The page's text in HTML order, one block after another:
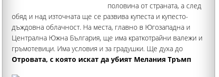
половина от страната, а след
обяд и над източната ще се развива купеста и купесто-
дъждовна облачност. На места, главно в Югозападна и
Централна Южна България, ще има краткотрайни валежи и
гръмотевици. Има условия и за градушки. Ще духа до
умерен вятър, предимно от североизток
Отровата, с която искат да убият Мелания Тръмп